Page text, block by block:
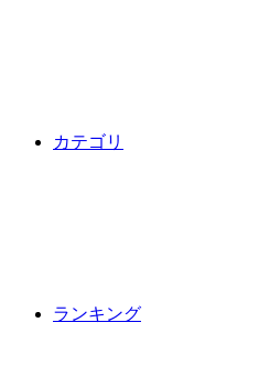
カテゴリ
ランキング